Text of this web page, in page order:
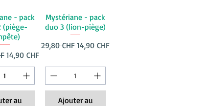
- pack
(piège-
Prix promotionnel
14,90 CHF
au
Mystériane - pack
duo 3 (lion-piège)
Prix original
29,80 CHFPrix promotionnel
14,90 CHF
Ajouter au